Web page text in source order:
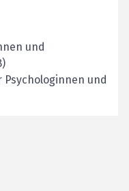
und
Psychologinnen und